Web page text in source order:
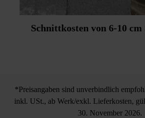
Schnittkosten von 6-10 cm
*Preisangaben sind unverbindlich
inkl. USt., ab Werk/exkl. Lieferkosten,
30. November 2026.